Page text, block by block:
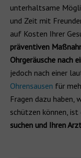
unterhaltsame
und Zeit mit
auf Kosten Ihrer
präventiven
Ohrgeräusche nach
jedoch nach einer
Ohrensausen für
Fragen dazu haben,
schützen können,
suchen und Ihren